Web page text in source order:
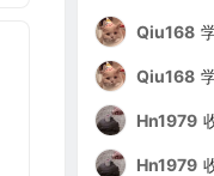
Qiu168
Qiu168
Hn1979
Hn1979